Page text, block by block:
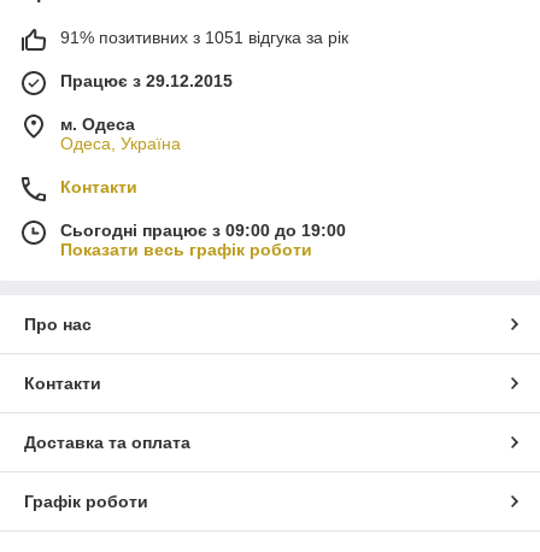
91% позитивних з 1051 відгука за рік
Працює з 29.12.2015
м. Одеса
Одеса, Україна
Контакти
Сьогодні працює з 09:00 до 19:00
Показати весь графік роботи
Про нас
Контакти
Доставка та оплата
Графік роботи